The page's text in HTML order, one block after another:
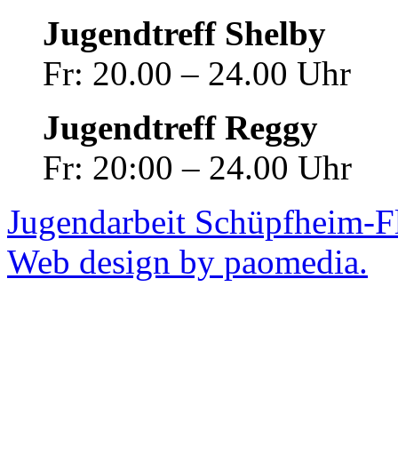
Jugendtreff Shelby
Fr: 20.00 – 24.00 Uhr
Jugendtreff Reggy
Fr: 20:00 – 24.00 Uhr
Jugendarbeit Schüpfheim-
Web design by paomedia.